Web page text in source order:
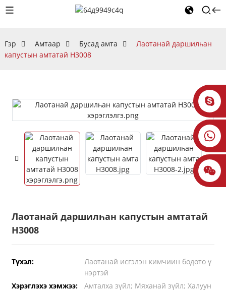
Гэр Амтаар Бусад амта
Лаотанай даршилһан
капустын амтатай H3008
Лаотанай даршилһан капустын амтатай
H3008
Түхэл:
Лаотанай исгэлэн кимчиин бодото ү
нэртэй
Хэрэглэхэ хэмжээ:
Амталха зүйл; Мяханай зүйл; Халуун